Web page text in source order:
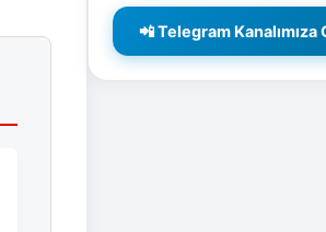
📲 Telegram Kanalımıza